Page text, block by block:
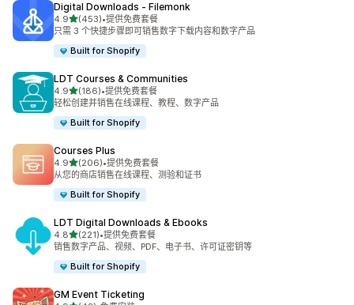
Digital Downloads ‑ Filemonk
4.9星（满分 5 星）
(453)
总共 453 条评论
•提供免费套餐
只需 3 个快捷步骤即可销售数字下载内容和数字产品
Built for Shopify
LDT Courses & Communities
4.9星（满分 5 星）
(186)
总共 186 条评论
•提供免费套餐
轻松创建并销售在线课程、教程、数字产品
Built for Shopify
Courses Plus
4.9星（满分 5 星）
(206)
总共 206 条评论
•提供免费套餐
从您的商店销售在线课程、测验和证书
Built for Shopify
LDT Digital Downloads & Ebooks
4.8星（满分 5 星）
(221)
总共 221 条评论
•提供免费套餐
销售数字产品、视频、PDF、电子书、许可证密钥等
Built for Shopify
GM Event Ticketing